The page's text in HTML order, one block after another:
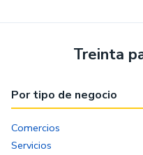
Treinta
Por tipo de negocio
Comercios
Servicios